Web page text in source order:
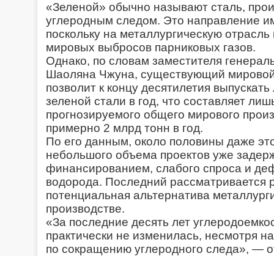
«Зеленой» обычно называют сталь,
углеродным следом. Это направление
поскольку на металлургическую
мировых выбросов парниковых газов.
Однако, по словам заместителя
Шаоляна Чжуна, существующий
позволит к концу десятилетия
зеленой стали в год, что составляет
прогнозируемого общего мирового
примерно 2 млрд тонн в год.
По его данным, около половины даже
небольшого объема проектов уже
финансированием, слабого спроса и
водорода. Последний рассматривается
потенциальная альтернатива
производстве.
«За последние десять лет
практически не изменилась, несмотря
по сокращению углеродного следа», —